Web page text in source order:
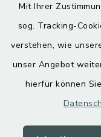
Mit Ihrer
sog. Tracking-
verstehen, wie
unser Angebot
hierfür können
Digitaler